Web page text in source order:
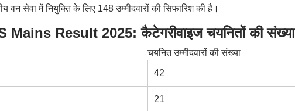
वन सेवा में नियुक्ति के लिए 148 उम्मीदवारों की सिफारिश की है।
Mains Result 2025: कैटेगरीवाइज चयनितों की संख्या
चयनित उम्मीदवारों की संख्या
42
21